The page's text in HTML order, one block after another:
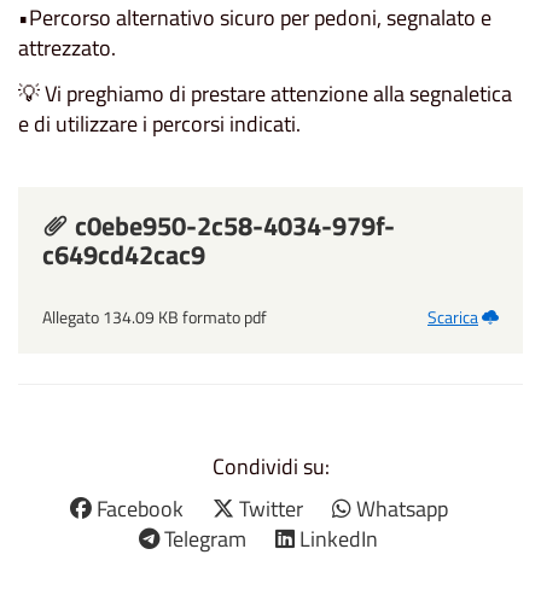
•Percorso alternativo sicuro per pedoni, segnalato e
attrezzato.
💡 Vi preghiamo di prestare attenzione alla segnaletica
e di utilizzare i percorsi indicati.
c0ebe950-2c58-4034-979f-
c649cd42cac9
Allegato 134.09 KB formato pdf Scarica
Condividi su:
Facebook
Twitter
Whatsapp
Telegram
LinkedIn